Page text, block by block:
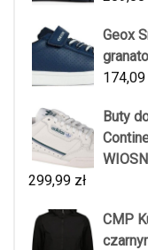
Geox
174,09
Buty
299,99 zł
CMP